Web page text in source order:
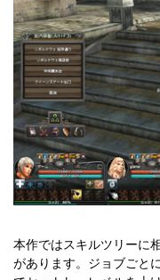
本作ではスキルツリーに
があります。ジョブごと